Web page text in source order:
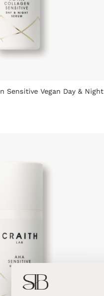
Sensitive Vegan Day & Night